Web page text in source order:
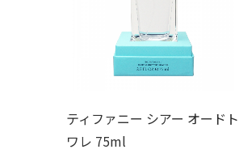
ティファニー シアー オードト
ワレ 75ml